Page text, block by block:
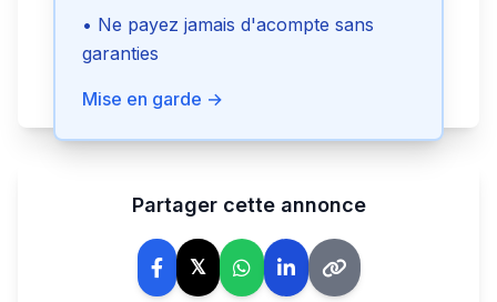
• Ne payez jamais d'acompte sans
garanties
Mise en garde →
Voir le téléphone
Partager cette annonce
𝕏